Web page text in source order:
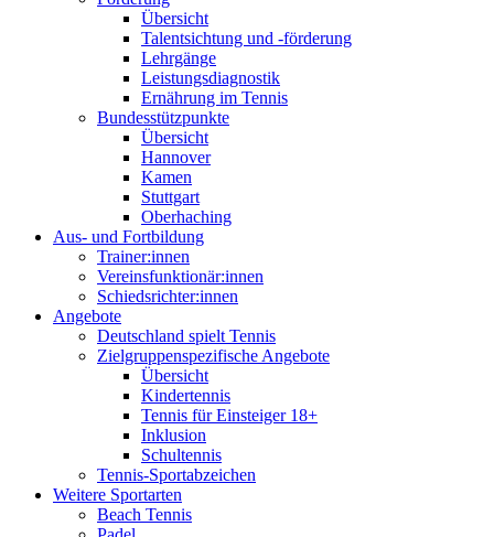
Übersicht
Talentsichtung und -förderung
Lehrgänge
Leistungsdiagnostik
Ernährung im Tennis
Bundesstützpunkte
Übersicht
Hannover
Kamen
Stuttgart
Oberhaching
Aus- und Fortbildung
Trainer:innen
Vereinsfunktionär:innen
Schiedsrichter:innen
Angebote
Deutschland spielt Tennis
Zielgruppenspezifische Angebote
Übersicht
Kindertennis
Tennis für Einsteiger 18+
Inklusion
Schultennis
Tennis-Sportabzeichen
Weitere Sportarten
Beach Tennis